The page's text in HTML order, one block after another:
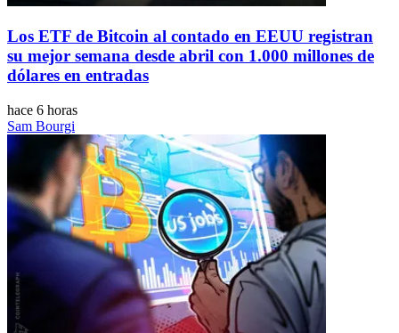
Los ETF de Bitcoin al contado en EEUU registran
su mejor semana desde abril con 1.000 millones de
dólares en entradas
hace 6 horas
Sam Bourgi